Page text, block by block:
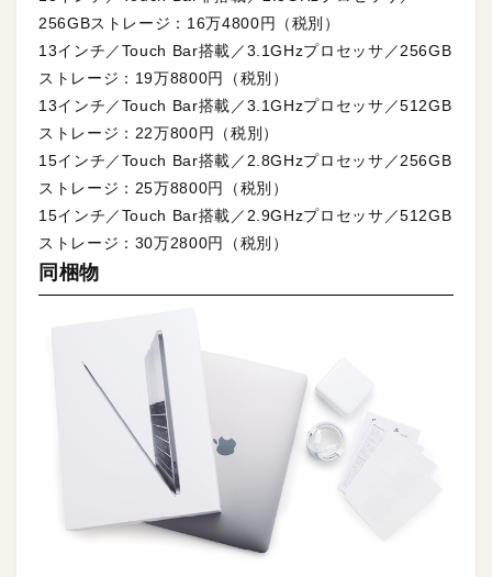
256GBストレージ：16万4800円（税別）
13インチ／Touch Bar搭載／3.1GHzプロセッサ／256GB
ストレージ：19万8800円（税別）
13インチ／Touch Bar搭載／3.1GHzプロセッサ／512GB
ストレージ：22万800円（税別）
15インチ／Touch Bar搭載／2.8GHzプロセッサ／256GB
ストレージ：25万8800円（税別）
15インチ／Touch Bar搭載／2.9GHzプロセッサ／512GB
ストレージ：30万2800円（税別）
同梱物